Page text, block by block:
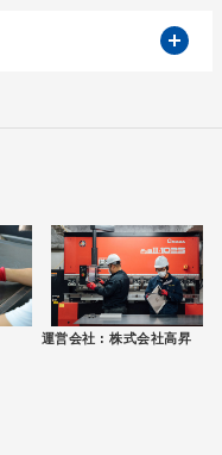
運営会社 : 株式会社高昇